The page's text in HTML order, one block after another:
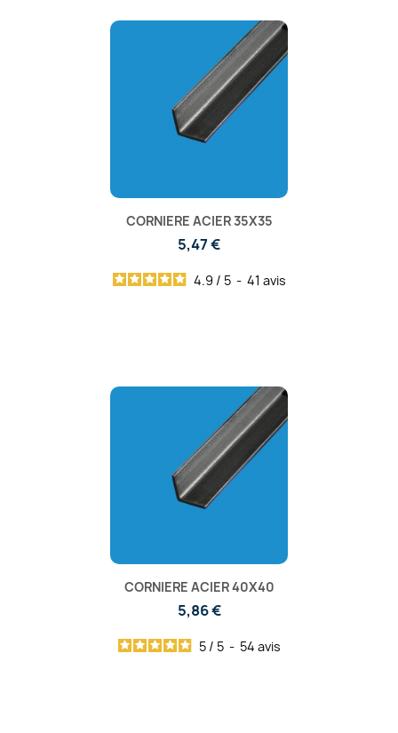
CORNIERE ACIER 35X35
5,47 €
4.9 / 5 - 41 avis
CORNIERE ACIER 40X40
5,86 €
5 / 5 - 54 avis